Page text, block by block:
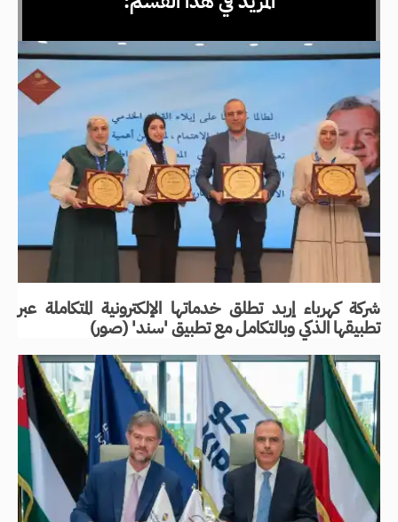
شركة كهرباء إربد تطلق خدماتها الإلكترونية المتكاملة عبر
تطبيقها الذكي وبالتكامل مع تطبيق 'سند' (صور)